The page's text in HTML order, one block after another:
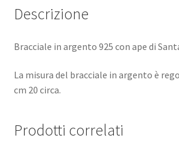
Descrizione
Bracciale in argento 925 con ape di
La misura del bracciale in argento è
cm 20 circa.
Prodotti correlati